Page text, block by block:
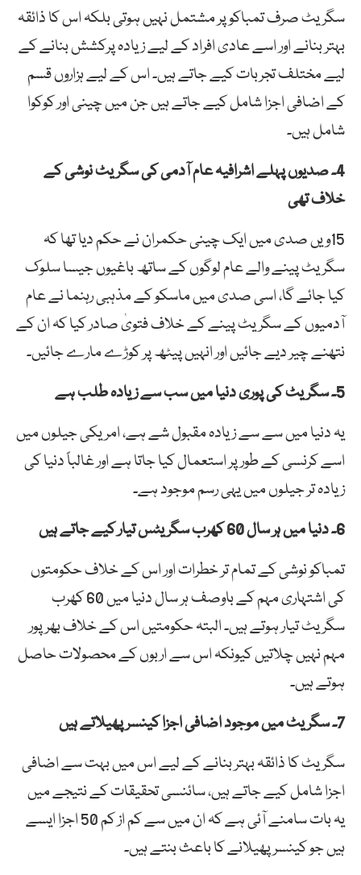
سگریٹ صرف تمباکو پر مشتمل نہیں ہوتی بلکہ اس کا ذائقہ
بہتر بنانے اور اسے عادی افراد کے لیے زیادہ پرکشش بنانے کے
لیے مختلف تجربات کیے جاتے ہیں۔ اس کے لیے ہزاروں قسم
کے اضافی اجزا شامل کیے جاتے ہیں جن میں چینی اور کوکوا
شامل ہیں۔
4۔ صدیوں پہلے اشرافیہ عام آدمی کی سگریٹ نوشی کے
خلاف تھی
15ویں صدی میں ایک چینی حکمران نے حکم دیا تھا کہ
سگریٹ پینے والے عام لوگوں کے ساتھ باغیوں جیسا سلوک
کیا جائے گا، اسی صدی میں ماسکو کے مذہبی رہنما نے عام
آدمیوں کے سگریٹ پینے کے خلاف فتویٰ صادر کیا کہ ان کے
نتھنے چیر دیے جائیں اور انہیں پیٹھ پر کوڑے مارے جائیں۔
5۔ سگریٹ کی پوری دنیا میں سب سے زیادہ طلب ہے
یہ دنیا میں سے سے زیادہ مقبول شے ہے، امریکی جیلوں میں
اسے کرنسی کے طور پر استعمال کیا جاتا ہے اور غالباً دنیا کی
زیادہ تر جیلوں میں یہی رسم موجود ہے۔
6۔ دنیا میں ہر سال 60 کھرب سگریٹس تیار کیے جاتے ہیں
تمباکو نوشی کے تمام تر خطرات اور اس کے خلاف حکومتوں
کی اشتہاری مہم کے باوصف ہر سال دنیا میں 60 کھرب
سگریٹ تیار ہوتے ہیں۔ البتہ حکومتیں اس کے خلاف بھرپور
مہم نہیں چلاتیں کیونکہ اس سے اربوں کے محصولات حاصل
ہوتے ہیں۔
7۔ سگریٹ میں موجود اضافی اجزا کینسر پھیلاتے ہیں
سگریٹ کا ذائقہ بہتر بنانے کے لیے اس میں بہت سے اضافی
اجزا شامل کیے جاتے ہیں، سائنسی تحقیقات کے نتیجے میں
یہ بات سامنے آئی ہے کہ ان میں سے کم از کم 50 اجزا ایسے
ہیں جو کینسر پھیلانے کا باعث بنتے ہیں۔